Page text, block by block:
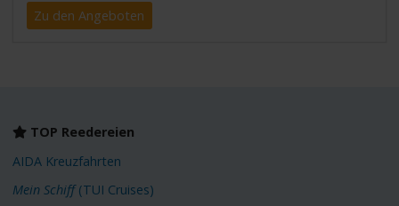
Zu den Angeboten
TOP Reedereien
AIDA Kreuzfahrten
Mein Schiff(TUI Cruises)